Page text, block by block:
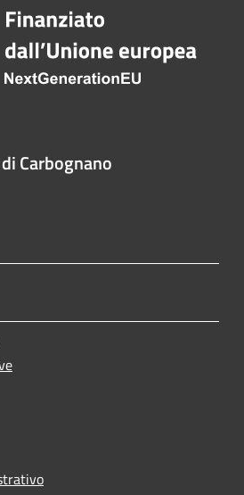
Carbognano